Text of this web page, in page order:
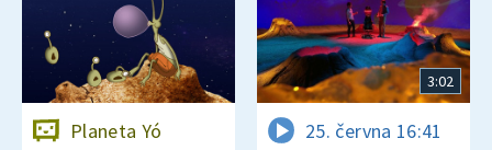
Planeta Yó
3:02
25. června 16:41